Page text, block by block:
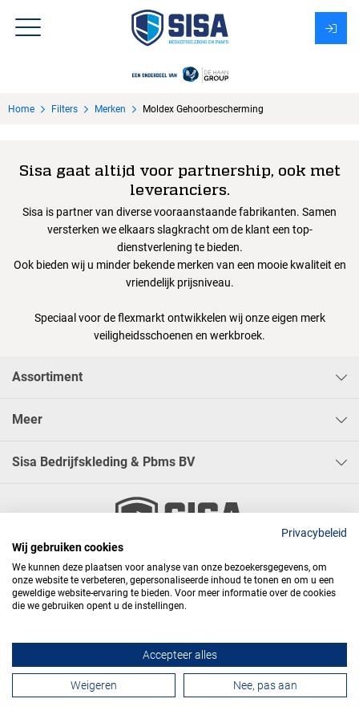
Over Sisa
Home Filters Merken Moldex Gehoorbescherming
Sisa gaat altijd voor partnership, ook met
leveranciers.
Sisa is partner van diverse vooraanstaande fabrikanten. Samen
versterken we elkaars slagkracht om de klant een top-
dienstverlening te bieden.
Ook bieden wij u minder bekende merken van een mooie kwaliteit en
vriendelijk prijsniveau.
Speciaal voor de flexmarkt ontwikkelen wij onze eigen merk
veiligheidsschoenen en werkbroek.
Assortiment
Meer
Sisa Bedrijfskleding & Pbms BV
   
Contactformulier
Privacybeleid
Wij gebruiken cookies
We kunnen deze plaatsen voor analyse van onze bezoekersgegevens, om
onze website te verbeteren, gepersonaliseerde inhoud te tonen en om u een
geweldige website-ervaring te bieden. Voor meer informatie over de cookies
die we gebruiken opent u de instellingen.
Accepteer alles
Weigeren Nee, pas aan